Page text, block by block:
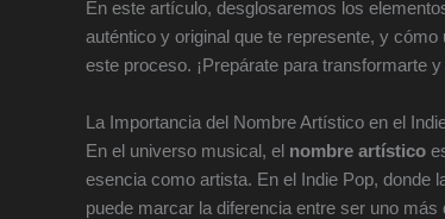
En este artículo, desglosaremos los
auténtico y original que te represente, y
este proceso. ¡Prepárate para transformarte
La Importancia del Nombre Artístico en el
En el universo musical, el nombre artístico
esencia como artista. En el Indie Pop, donde
puede marcar la diferencia entre ser uno